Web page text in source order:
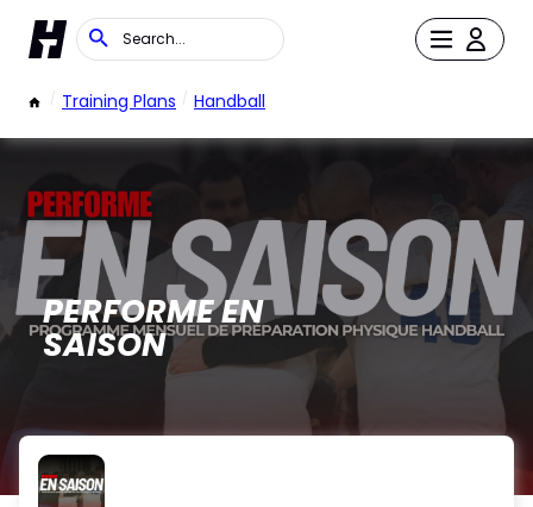
/ Training Plans / Handball
PERFORME EN
SAISON